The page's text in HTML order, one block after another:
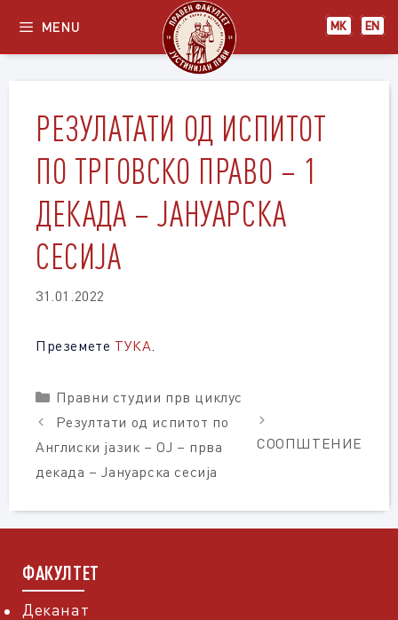
content
МК EN
MENU
РЕЗУЛАТАТИ ОД ИСПИТОТ
ПО ТРГОВСКО ПРАВО – 1
ДЕКАДА – ЈАНУАРСКА
СЕСИЈА
31.01.2022
Преземете ТУКА.
Categories
Правни студии прв циклус
Резултати од испитот по
Англиски јазик – ОЈ – прва
декада – Јануарска сесија
СООПШТЕНИЕ
ФАКУЛТЕТ
Деканат